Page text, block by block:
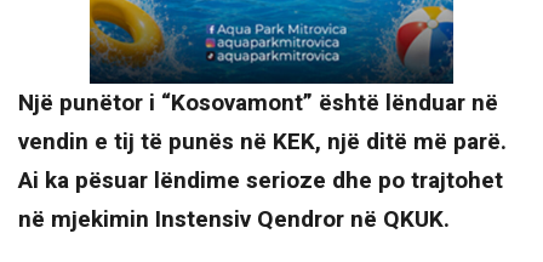
Një punëtor i “Kosovamont” është lënduar në
vendin e tij të punës në KEK, një ditë më parë.
Ai ka pësuar lëndime serioze dhe po trajtohet
në mjekimin Instensiv Qendror në QKUK.